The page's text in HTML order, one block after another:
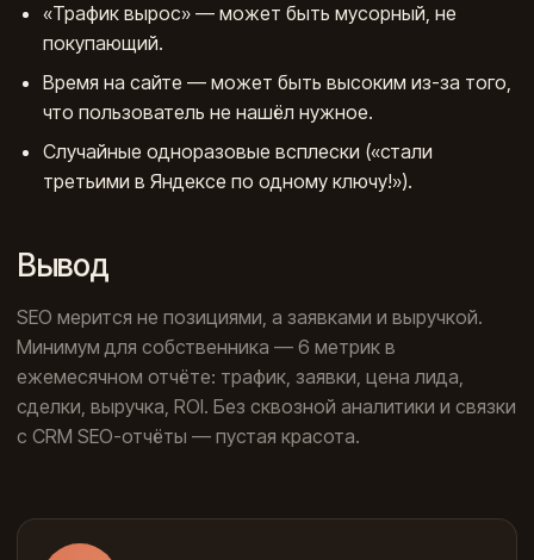
«Трафик вырос» — может быть мусорный, не
покупающий.
Время на сайте — может быть высоким из-за того,
что пользователь не нашёл нужное.
Случайные одноразовые всплески («стали
третьими в Яндексе по одному ключу!»).
Вывод
SEO мерится не позициями, а заявками и выручкой.
Минимум для собственника — 6 метрик в
ежемесячном отчёте: трафик, заявки, цена лида,
сделки, выручка, ROI. Без сквозной аналитики и связки
с CRM SEO-отчёты — пустая красота.